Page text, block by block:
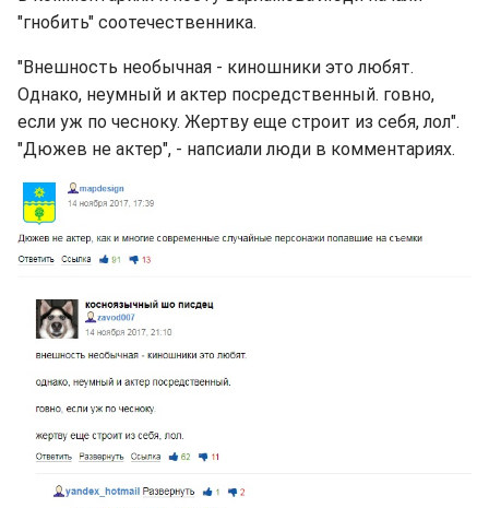
"гнобить" соотечественника.
"Внешность необычная - киношники это любят.
Однако, неумный и актер посредственный. говно,
если уж по чесноку. Жертву еще строит из себя, лол".
"Дюжев не актер", - напсиали люди в комментариях.